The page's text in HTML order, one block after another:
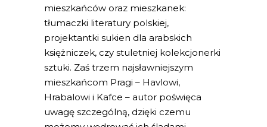
mieszkańców oraz mieszkanek:
tłumaczki literatury polskiej,
projektantki sukien dla arabskich
księżniczek, czy stuletniej kolekcjonerki
sztuki. Zaś trzem najsławniejszym
mieszkańcom Pragi – Havlowi,
Hrabalowi i Kafce – autor poświęca
uwagę szczególną, dzięki czemu